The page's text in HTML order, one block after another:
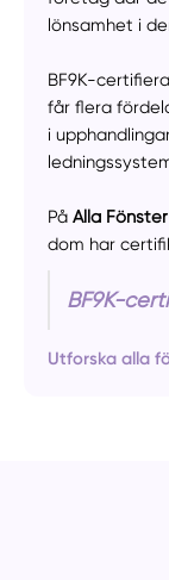
lönsamhet i
BF9K-
får flera
i
PåAlla Fönster
dom har
BF9K-
Utforska alla